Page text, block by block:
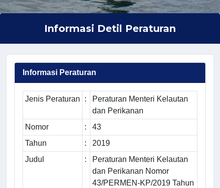
Informasi Detil Peraturan
Informasi Peraturan
Jenis Peraturan :
Peraturan Menteri Kelautan
dan Perikanan
Nomor
:
43
Tahun
:
2019
Judul
:
Peraturan Menteri Kelautan
dan Perikanan Nomor
43/PERMEN-KP/2019 Tahun